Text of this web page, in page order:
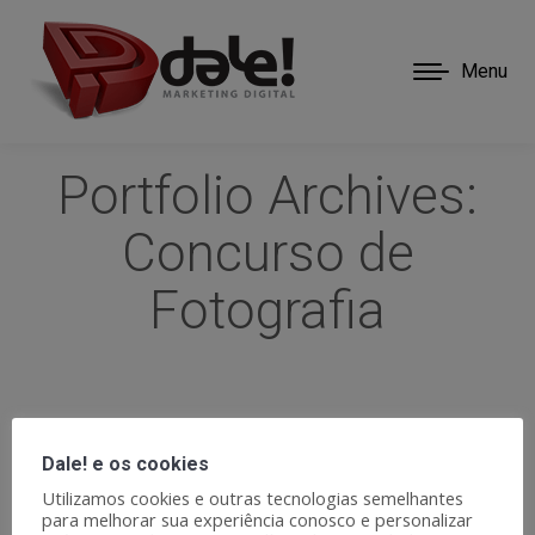
Menu
Portfolio Archives:
Concurso de
Fotografia
Nada Encontrado
Nós não conseguimos encontrar o que você está
Dale! e os cookies
Utilizamos cookies e outras tecnologias semelhantes
para melhorar sua experiência conosco e personalizar